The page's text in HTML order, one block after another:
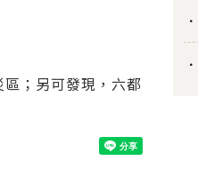
；另可發現，六都